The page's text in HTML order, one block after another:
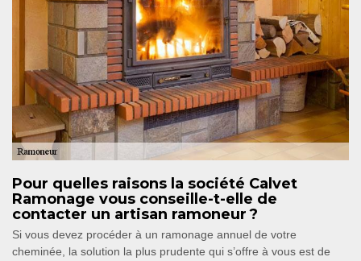
Pour quelles raisons la société Calvet
Ramonage vous conseille-t-elle de
contacter un artisan ramoneur ?
Si vous devez procéder à un ramonage annuel de votre
cheminée, la solution la plus prudente qui s’offre à vous est de